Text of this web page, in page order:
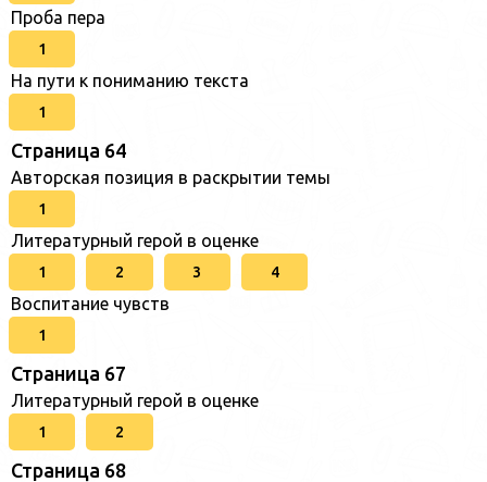
Проба пера
1
На пути к пониманию текста
1
Страница 64
Авторская позиция в раскрытии темы
1
Литературный герой в оценке
1 2 3 4
Воспитание чувств
1
Страница 67
Литературный герой в оценке
1 2
Страница 68